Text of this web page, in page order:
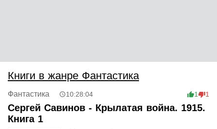
Книги в жанре Фантастика
Фантастика 10:28:04 1 1
Сергей Савинов - Крылатая война. 1915.
Книга 1